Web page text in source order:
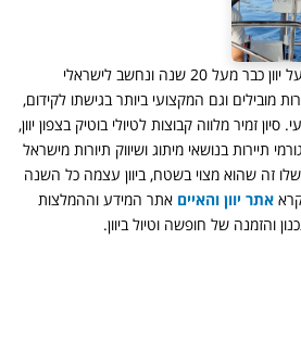
משווק, מדריך וכותב על יוון כבר מעל 20 שנה ונחשב לישראלי
מובילים וגם המקצועי ביותר בגישתו לקידום,
סיון זמיר מלווה קבוצות לטיולי בוטיק בצפון יוון,
תיירות בנושאי מיתוג ושיווק תיורות מישראל
שלו זה שהוא מצוי בשטח, ביוון עצמה כל השנה
אתר יוון והאיים אתר המידע וההמלצות
והזמנה של חופשה וטיול ביוון.